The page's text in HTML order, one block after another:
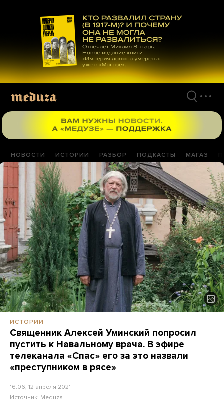
материалам
НОВОСТИ ИСТОРИИ РАЗБОР ПОДКАСТЫ МАГАЗ
ИСТОРИИ
Священник Алексей Уминский попросил
пустить к Навальному врача. В эфире
телеканала «Спас» его за это назвали
«преступником в рясе»
16:06, 12 апреля 2021
Источник: Meduza